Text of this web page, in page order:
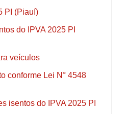
PI (Piauí)
do IPVA 2025 PI
veículos
conforme Lei N° 4548
isentos do IPVA 2025 PI